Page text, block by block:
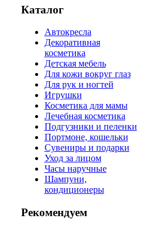
Каталог
Автокресла
Декоративная
косметика
Детская мебель
Для кожи вокруг глаз
Для рук и ногтей
Игрушки
Косметика для мамы
Лечебная косметика
Подгузники и пеленки
Портмоне, кошельки
Сувениры и подарки
Уход за лицом
Часы наручные
Шампуни,
кондиционеры
Рекомендуем